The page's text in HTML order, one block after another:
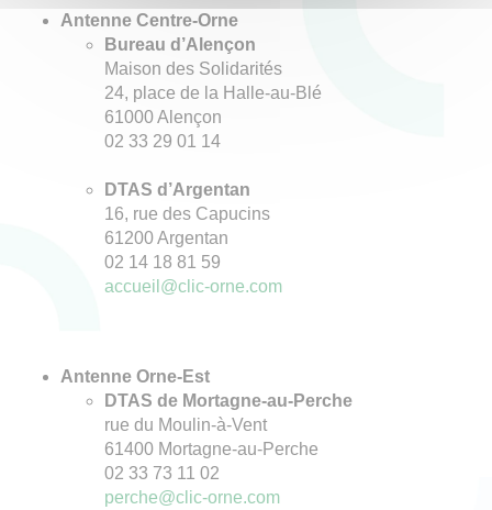
Antenne Centre-Orne
Bureau d’Alençon
Maison des Solidarités
24, place de la Halle-au-Blé
61000 Alençon
02 33 29 01 14
DTAS d’Argentan
16, rue des Capucins
61200 Argentan
02 14 18 81 59
accueil@clic-orne.com
Antenne Orne-Est
DTAS de Mortagne-au-Perche
rue du Moulin-à-Vent
61400 Mortagne-au-Perche
02 33 73 11 02
perche@clic-orne.com